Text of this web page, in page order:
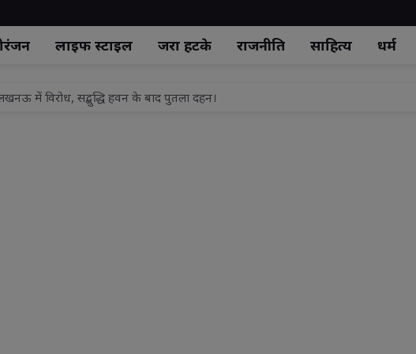
लाइफ स्‍टाइल जरा हटके राजनीति साहित्य धर्म
में विरोध, सद्बुद्धि हवन के बाद पुतला दहन।